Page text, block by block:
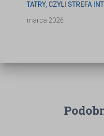
TATRY, CZYLI STREFA
marca 2026